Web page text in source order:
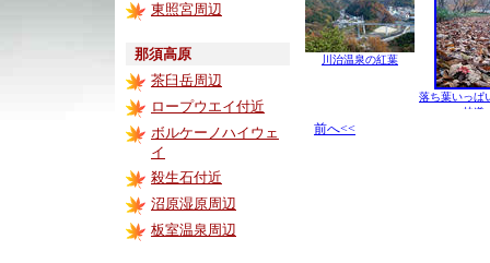
東照宮周辺
那須高原
茶臼岳周辺
ロープウエイ付近
ボルケーノハイウェ
イ
殺生石付近
沼原湿原周辺
板室温泉周辺
川治温泉の紅葉
落ち葉いっぱ
林道
前へ<<